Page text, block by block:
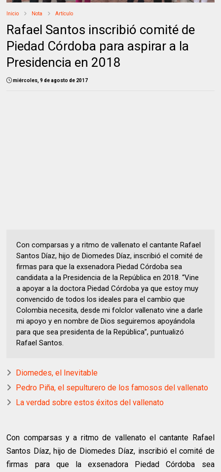
Inicio Nota Artículo
Rafael Santos inscribió comité de
Piedad Córdoba para aspirar a la
Presidencia en 2018
miércoles, 9 de agosto de 2017
Con comparsas y a ritmo de vallenato el cantante Rafael
Santos Díaz, hijo de Diomedes Díaz, inscribió el comité de
firmas para que la exsenadora Piedad Córdoba sea
candidata a la Presidencia de la República en 2018. “Vine
a apoyar a la doctora Piedad Córdoba ya que estoy muy
convencido de todos los ideales para el cambio que
Colombia necesita, desde mi folclor vallenato vine a darle
mi apoyo y en nombre de Dios seguiremos apoyándola
para que sea presidenta de la República”, puntualizó
Rafael Santos.
Diomedes, el Inevitable
Pedro Piña, el sepulturero de los famosos del vallenato
La verdad sobre estos éxitos del vallenato
Con comparsas y a ritmo de vallenato el cantante Rafael
Santos Díaz, hijo de Diomedes Díaz, inscribió el comité de
firmas para que la exsenadora Piedad Córdoba sea